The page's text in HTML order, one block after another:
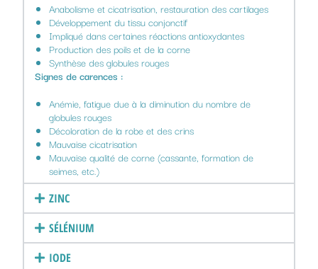
Anabolisme et cicatrisation, restauration des cartilages
Développement du tissu conjonctif
Impliqué dans certaines réactions antioxydantes
Production des poils et de la corne
Synthèse des globules rouges
Signes de carences :
Anémie, fatigue due à la diminution du nombre de
globules rouges
Décoloration de la robe et des crins
Mauvaise cicatrisation
Mauvaise qualité de corne (cassante, formation de
seimes, etc.)
ZINC
SÉLÉNIUM
IODE